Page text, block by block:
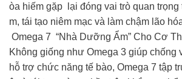
òa hiếm gặp lại đóng vai trò quan
m, tái tạo niêm mạc và làm chậm lão
Omega 7 “Nhà Dưỡng Ẩm” Cho Cơ
Không giống như Omega 3 giúp chống
hỗ trợ chức năng tế bào, Omega 7 tập